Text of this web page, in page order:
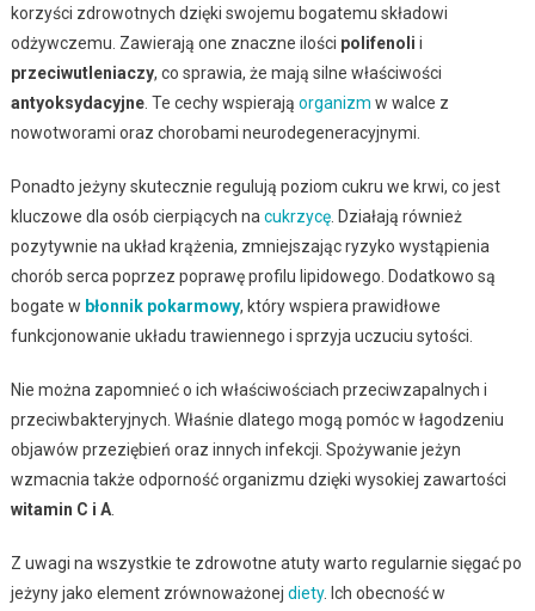
korzyści zdrowotnych dzięki swojemu bogatemu składowi
odżywczemu. Zawierają one znaczne ilości polifenoli i
przeciwutleniaczy, co sprawia, że mają silne właściwości
antyoksydacyjne. Te cechy wspierają organizm w walce z
nowotworami oraz chorobami neurodegeneracyjnymi.
Ponadto jeżyny skutecznie regulują poziom cukru we krwi, co jest
kluczowe dla osób cierpiących na cukrzycę. Działają również
pozytywnie na układ krążenia, zmniejszając ryzyko wystąpienia
chorób serca poprzez poprawę profilu lipidowego. Dodatkowo są
bogate w błonnik pokarmowy, który wspiera prawidłowe
funkcjonowanie układu trawiennego i sprzyja uczuciu sytości.
Nie można zapomnieć o ich właściwościach przeciwzapalnych i
przeciwbakteryjnych. Właśnie dlatego mogą pomóc w łagodzeniu
objawów przeziębień oraz innych infekcji. Spożywanie jeżyn
wzmacnia także odporność organizmu dzięki wysokiej zawartości
witamin C i A.
Z uwagi na wszystkie te zdrowotne atuty warto regularnie sięgać po
jeżyny jako element zrównoważonej diety. Ich obecność w